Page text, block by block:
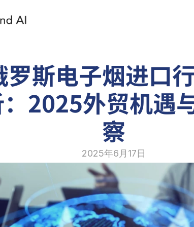
罗斯电子烟进口
2025外贸机遇
察
2025年6月17日